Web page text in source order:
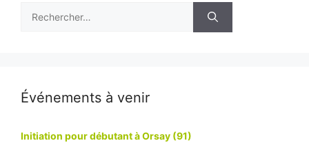
Événements à venir
Initiation pour débutant à Orsay (91)